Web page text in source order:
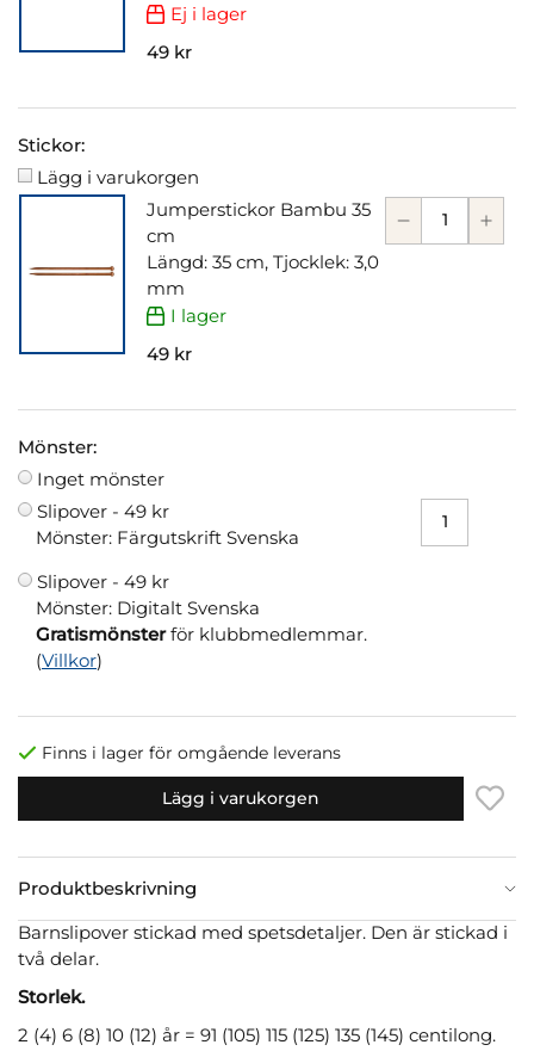
Ej i lager
49 kr
Stickor:
Lägg i varukorgen
Jumperstickor Bambu 35
cm
Längd: 35 cm, Tjocklek: 3,0
mm
I lager
49 kr
Mönster:
Inget mönster
Slipover - 49 kr
Mönster: Färgutskrift Svenska
Slipover - 49 kr
Mönster: Digitalt Svenska
Gratismönsterför klubbmedlemmar.
(Villkor)
Finns i lager för omgående leverans
Lägg i varukorgen
Produktbeskrivning
Barnslipover stickad med spetsdetaljer. Den är stickad i
två delar.
Storlek.
2 (4) 6 (8) 10 (12) år = 91 (105) 115 (125) 135 (145) centilong.